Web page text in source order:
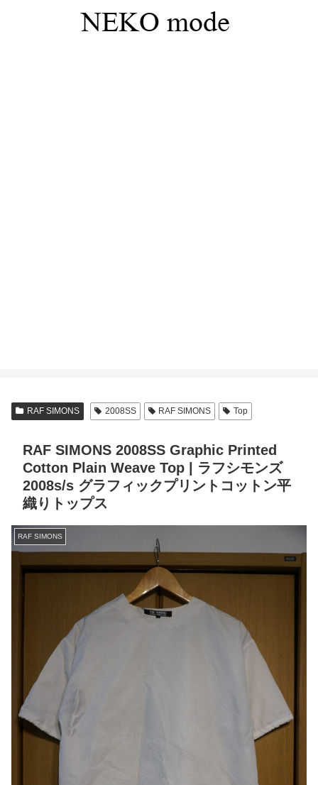
RAF SIMONS 2008SS RAF SIMONS Top
RAF SIMONS 2008SS Graphic Printed
Cotton Plain Weave Top | ラフシモンズ
2008s/s グラフィックプリントコットン平
織りトップス
RAF SIMONS